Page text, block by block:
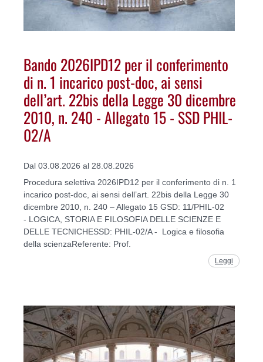
Bando 2026IPD12 per il conferimento
di n. 1 incarico post-doc, ai sensi
dell’art. 22bis della Legge 30 dicembre
2010, n. 240 - Allegato 15 - SSD PHIL-
02/A
Dal 03.08.2026 al 28.08.2026
Procedura selettiva 2026IPD12 per il conferimento di n. 1
incarico post-doc, ai sensi dell’art. 22bis della Legge 30
dicembre 2010, n. 240 – Allegato 15 GSD: 11/PHIL-02
- LOGICA, STORIA E FILOSOFIA DELLE SCIENZE E
DELLE TECNICHESSD: PHIL-02/A - Logica e filosofia
della scienzaReferente: Prof.
Leggi